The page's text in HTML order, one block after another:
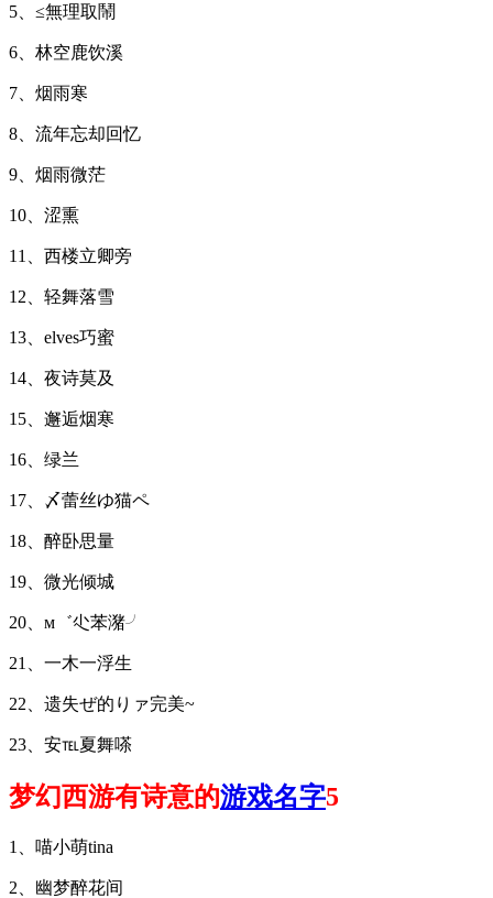
5、≤無理取鬧
6、林空鹿饮溪
7、烟雨寒
8、流年忘却回忆
9、烟雨微茫
10、涩熏
11、西楼立卿旁
12、轻舞落雪
13、elves巧蜜
14、夜诗莫及
15、邂逅烟寒
16、绿兰
17、〆蕾丝ゆ猫ペ
18、醉卧思量
19、微光倾城
20、м゛尐苯潴╯
21、一木一浮生
22、遗失ぜ的りァ完美~
23、安℡夏舞嗏
梦幻西游有诗意的游戏名字5
1、喵小萌tina
2、幽梦醉花间